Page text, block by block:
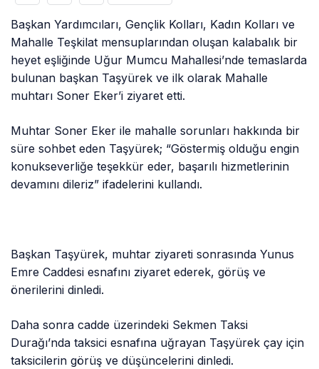
Başkan Yardımcıları, Gençlik Kolları, Kadın Kolları ve
Mahalle Teşkilat mensuplarından oluşan kalabalık bir
heyet eşliğinde Uğur Mumcu Mahallesi’nde temaslarda
bulunan başkan Taşyürek ve ilk olarak Mahalle
muhtarı Soner Eker’i ziyaret etti.
Muhtar Soner Eker ile mahalle sorunları hakkında bir
süre sohbet eden Taşyürek; “Göstermiş olduğu engin
konukseverliğe teşekkür eder, başarılı hizmetlerinin
devamını dileriz” ifadelerini kullandı.
Başkan Taşyürek, muhtar ziyareti sonrasında Yunus
Emre Caddesi esnafını ziyaret ederek, görüş ve
önerilerini dinledi.
Daha sonra cadde üzerindeki Sekmen Taksi
Durağı’nda taksici esnafına uğrayan Taşyürek çay için
taksicilerin görüş ve düşüncelerini dinledi.